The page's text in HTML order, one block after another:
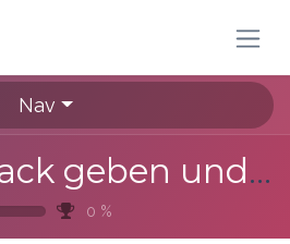
Nav
Gut Feedback geben und nehmen
0 %